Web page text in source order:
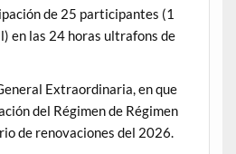
de 25 participantes (1
en las 24 horas ultrafons de
Extraordinaria, en que
del Régimen de Régimen
de renovaciones del 2026.